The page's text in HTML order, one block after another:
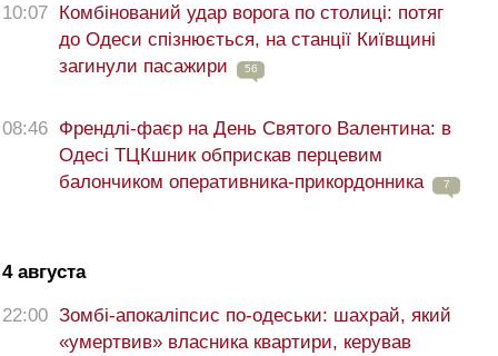
10:07 Комбінований удар ворога по столиці: потяг
до Одеси спізнюється, на станції Київщині
загинули пасажири
56
08:46 Френдлі-фаєр на День Святого Валентина: в
Одесі ТЦКшник обприскав перцевим
балончиком оперативника-прикордонника
7
4 августа
22:00 Зомбі-апокаліпсис по-одеськи: шахрай, який
«умертвив» власника квартири, керував